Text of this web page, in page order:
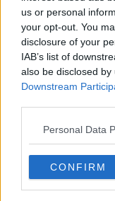
us or personal
your opt-out. You
disclosure of your
IAB’s list of
also be disclosed
Downstream
Personal Data
CONFIRM